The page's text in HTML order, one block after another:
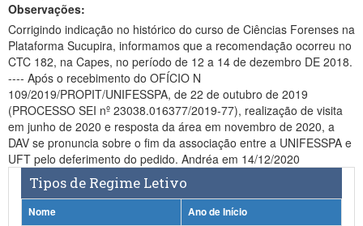
Ministério do Desenvolvimento Regional
Controladoria-Geral da União
Ministério da Mulher, da Família e dos Direitos Humanos
Secretaria de Governo
Gabinete de Segurança Institucional
Advocacia-Geral da União
Observações:
Corrigindo indicação no histórico do curso de Ciências Forenses na
Plataforma Sucupira, informamos que a recomendação ocorreu no
CTC 182, na Capes, no período de 12 a 14 de dezembro DE 2018.
---- Após o recebimento do OFÍCIO N
109/2019/PROPIT/UNIFESSPA, de 22 de outubro de 2019
(PROCESSO SEI nº 23038.016377/2019-77), realização de visita
em junho de 2020 e resposta da área em novembro de 2020, a
DAV se pronuncia sobre o fim da associação entre a UNIFESSPA e
UFT pelo deferimento do pedido. Andréa em 14/12/2020
Tipos de Regime Letivo
Nome
Ano de Início